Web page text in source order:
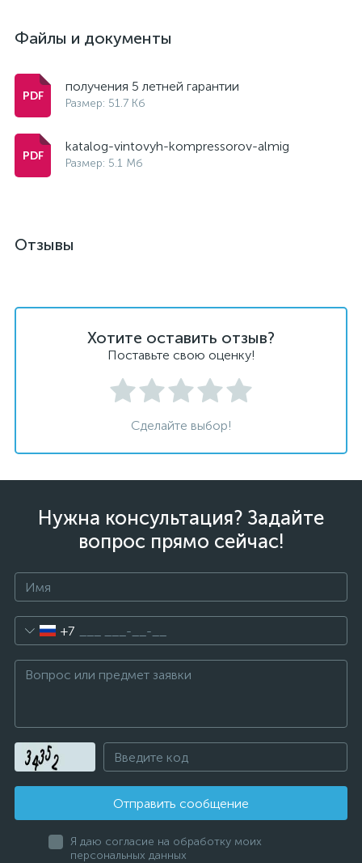
Файлы и документы
получения 5 летней гарантии
Размер: 51.7 Кб
katalog-vintovyh-kompressorov-almig
Размер: 5.1 Мб
Отзывы
Хотите оставить отзыв?
Поставьте свою оценку!
Сделайте выбор!
Нужна консультация? Задайте
вопрос прямо сейчас!
+7
Отправить сообщение
Я даю согласие на обработку моих
персональных данных